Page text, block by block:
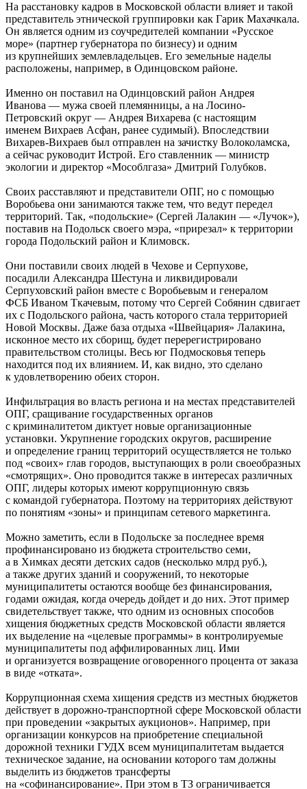
На расстановку кадров в Московской области влияет и такой
представитель этнической группировки как Гарик Махачкала.
Он является одним из соучредителей компании «Русское
море» (партнер губернатора по бизнесу) и одним
из крупнейших землевладельцев. Его земельные наделы
расположены, например, в Одинцовском районе.
Именно он поставил на Одинцовский район Андрея
Иванова — мужа своей племянницы, а на Лосино-
Петровский округ — Андрея Вихарева (с настоящим
именем Вихраев Асфан, ранее судимый). Впоследствии
Вихарев-Вихраев был отправлен на зачистку Волоколамска,
а сейчас руководит Истрой. Его ставленник — министр
экологии и директор «Мособлгаза» Дмитрий Голубков.
Своих расставляют и представители ОПГ, но с помощью
Воробьева они занимаются также тем, что ведут передел
территорий. Так, «подольские» (Сергей Лалакин — «Лучок»),
поставив на Подольск своего мэра, «прирезал» к территории
города Подольский район и Климовск.
Они поставили своих людей в Чехове и Серпухове,
посадили Александра Шестуна и ликвидировали
Серпуховский район вместе с Воробьевым и генералом
ФСБ Иваном Ткачевым, потому что Сергей Собянин сдвигает
их с Подольского района, часть которого стала территорией
Новой Москвы. Даже база отдыха «Швейцария» Лалакина,
исконное место их сборищ, будет перерегистрировано
правительством столицы. Весь юг Подмосковья теперь
находится под их влиянием. И, как видно, это сделано
к удовлетворению обеих сторон.
Инфильтрация во власть региона и на местах представителей
ОПГ, сращивание государственных органов
с криминалитетом диктует новые организационные
установки. Укрупнение городских округов, расширение
и определение границ территорий осуществляется не только
под «своих» глав городов, выступающих в роли своеобразных
«смотрящих». Оно проводится также в интересах различных
ОПГ, лидеры которых имеют коррупционную связь
с командой губернатора. Поэтому на территориях действуют
по понятиям «зоны» и принципам сетевого маркетинга.
Можно заметить, если в Подольске за последнее время
профинансировано из бюджета строительство семи,
а в Химках десяти детских садов (несколько млрд руб.),
а также других зданий и сооружений, то некоторые
муниципалитеты остаются вообще без финансирования,
годами ожидая, когда очередь дойдет и до них. Этот пример
свидетельствует также, что одним из основных способов
хищения бюджетных средств Московской области является
их выделение на «целевые программы» в контролируемые
муниципалитеты под аффилированных лиц. Ими
и организуется возвращение оговоренного процента от заказа
в виде «отката».
Коррупционная схема хищения средств из местных бюджетов
действует в дорожно-транспортной сфере Московской области
при проведении «закрытых аукционов». Например, при
организации конкурсов на приобретение специальной
дорожной техники ГУДХ всем муниципалитетам выдается
техническое задание, на основании которого там должны
выделить из бюджетов трансферты
на «софинансирование». При этом в ТЗ ограничивается